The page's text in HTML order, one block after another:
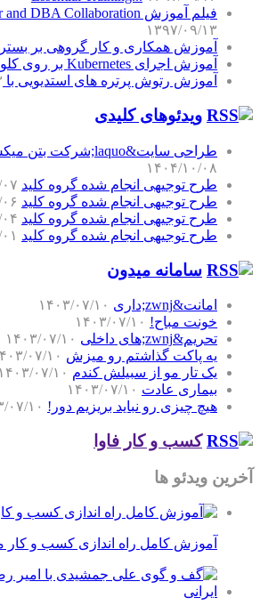
فیلم آموزش SQL Server: Developer and DBA Collaboration
۱۳۹۷/۰۹/۱۳
آموزش همکاری و کار گروهی بر بستر Slack
آموزش اجرای Kubernetes بر روی کلود AWS
آموزش رتوش پرتره های استدیویی با Photoshop
ویدئوهای کلیدی
طراحی سایت&laquo;شرکت بتن میکس&raquo;
۱۴۰۴/۱۰/۰۸
طرح توجیهی انجام شده گروه کلید
طرح توجیهی انجام شده گروه کلید
طرح توجیهی انجام شده گروه کلید
طرح توجیهی انجام شده گروه کلید
سامانه میدون
امانت&zwnj;داری
۱۴۰۳/۰۷/۱۰
خونت مباح! ۱۴۰۳/۰۷/۱۰
تحریم&zwnj;های داخلی
۱۴۰۳/۰۷/۱۰
یه پاکت گذاشتم رو میزش ۱۴۰۳/۰۷/
یک تار مو از سبیلش کندم ۱۴۰۳/۰۷/۱۰
بیماری عادت ۱۴۰۳/۰۷/۱۰
هیچ چیزی رو نباید بریزیم دور! ۱۴۰۳/
کسب و کار فاوا
آخرین ویدئو ها
آموزش کامل راه اندازی کسب و کار